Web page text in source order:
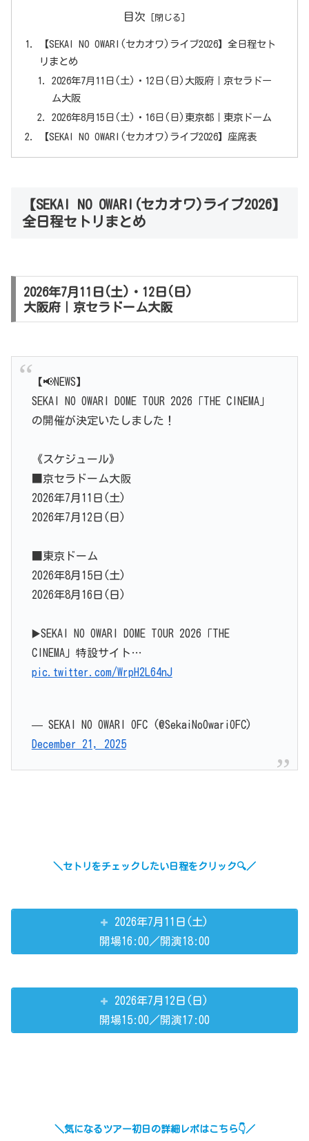
目次
【SEKAI NO OWARI(セカオワ)ライブ2026】全日程セト
リまとめ
2026年7月11日(土)・12日(日)大阪府｜京セラドー
ム大阪
2026年8月15日(土)・16日(日)東京都｜東京ドーム
【SEKAI NO OWARI(セカオワ)ライブ2026】座席表
【SEKAI NO OWARI(セカオワ)ライブ2026】
全日程セトリまとめ
2026年7月11日(土)・12日(日)
大阪府｜京セラドーム大阪
【📢NEWS】
SEKAI NO OWARI DOME TOUR 2026「THE CINEMA」
の開催が決定いたしました！
《スケジュール》
■京セラドーム大阪
2026年7月11日(土)
2026年7月12日(日)
■東京ドーム
2026年8月15日(土)
2026年8月16日(日)
▶️SEKAI NO OWARI DOME TOUR 2026「THE
CINEMA」特設サイト…
pic.twitter.com/WrpH2L64nJ
— SEKAI NO OWARI OFC (@SekaiNoOwariOFC)
December 21, 2025
＼セトリをチェックしたい日程をクリック🔍／
2026年7月11日(土)
開場16:00／開演18:00
2026年7月12日(日)
開場15:00／開演17:00
＼気になるツアー初日の詳細レポはこちら👇／